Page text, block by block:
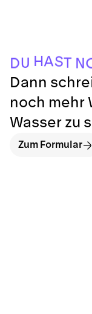
DU HAST N
Dann
noch mehr
Wasser zu
Zum Formular